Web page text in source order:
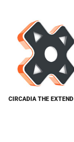
CIRCADIA THE EXTEND